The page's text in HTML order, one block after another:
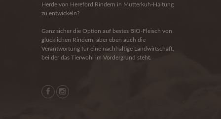
Herde von Hereford Rindern in Mutterkuh-Haltung
zu entwickeln?
Ganz sicher die Option auf bestes BIO-Fleisch von
glücklichen Rindern, aber eben auch die
Verantwortung für eine nachhaltige Landwirtschaft,
bei der das Tierwohl im Vordergrund steht.